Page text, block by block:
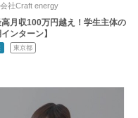
社Craft energy
高月収100万円越え！学生主体の
ンターン】
東京都